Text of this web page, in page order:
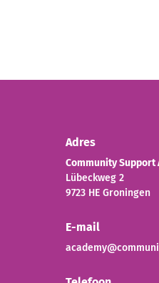
Adres
Community Support
Lübeckweg 2
9723 HE Groningen
E-mail